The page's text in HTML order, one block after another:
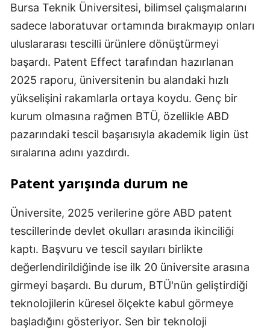
Bursa Teknik Üniversitesi, bilimsel çalışmalarını
sadece laboratuvar ortamında bırakmayıp onları
uluslararası tescilli ürünlere dönüştürmeyi
başardı. Patent Effect tarafından hazırlanan
2025 raporu, üniversitenin bu alandaki hızlı
yükselişini rakamlarla ortaya koydu. Genç bir
kurum olmasına rağmen BTÜ, özellikle ABD
pazarındaki tescil başarısıyla akademik ligin üst
sıralarına adını yazdırdı.
Patent yarışında durum ne
Üniversite, 2025 verilerine göre ABD patent
tescillerinde devlet okulları arasında ikinciliği
kaptı. Başvuru ve tescil sayıları birlikte
değerlendirildiğinde ise ilk 20 üniversite arasına
girmeyi başardı. Bu durum, BTÜ'nün geliştirdiği
teknolojilerin küresel ölçekte kabul görmeye
başladığını gösteriyor. Sen bir teknoloji